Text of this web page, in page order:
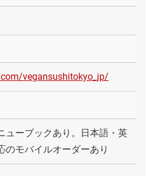
vegansushitokyo_jp/
ューブックあり。日本語・英
のモバイルオーダーあり